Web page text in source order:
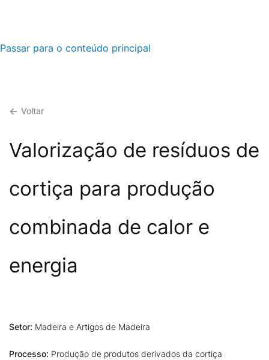
Passar para o conteúdo principal
Voltar
Valorização de resíduos de
cortiça para produção
combinada de calor e
energia
Setor: Madeira e Artigos de Madeira
Processo: Produção de produtos derivados da cortiça